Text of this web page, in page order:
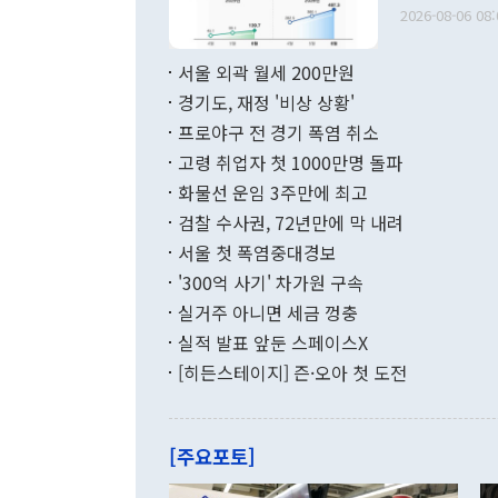
다. [정동영 통일부 장관이 지난달 23일 오후 서울 종로구 정부서울청사에
무너졌다고
함께 4자 대
"우리의 선
관은 업무
이 9월 러시
료=한국은행] 한국은행이 6일 발표한 '2026년 6월 국제수지(잠정)'
며 월간 기
196.9% 급
수출은
기록했지만
로 전환됐다.
는 배당수입
였던 올해 3
2026-08-06
서울 외곽 월세 200만원
경기도, 재정 '비상 상황'
프로야구 전 경기 폭염 취소
고령 취업자 첫 1000만명 돌파
화물선 운임 3주만에 최고
검찰 수사권, 72년만에 막 내려
서울 첫 폭염중대경보
'300억 사기' 차가원 구속
실거주 아니면 세금 껑충
실적 발표 앞둔 스페이스X
[히든스테이지] 즌·오아 첫 도전
[주요포토]